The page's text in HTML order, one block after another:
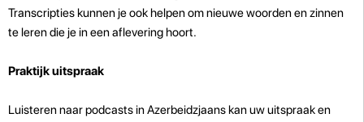
Transcripties kunnen je ook helpen om nieuwe woorden en zinnen
te leren die je in een aflevering hoort.
Praktijk uitspraak
Luisteren naar podcasts in Azerbeidzjaans kan uw uitspraak en